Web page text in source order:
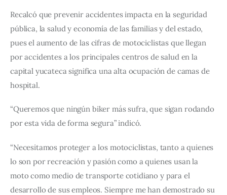
Recalcó que prevenir accidentes impacta en la seguridad
pública, la salud y economía de las familias y del estado,
pues el aumento de las cifras de motociclistas que llegan
por accidentes a los principales centros de salud en la
capital yucateca significa una alta ocupación de camas de
hospital.
“Queremos que ningún biker más sufra, que sigan rodando
por esta vida de forma segura” indicó.
“Necesitamos proteger a los motociclistas, tanto a quienes
lo son por recreación y pasión como a quienes usan la
moto como medio de transporte cotidiano y para el
desarrollo de sus empleos. Siempre me han demostrado su